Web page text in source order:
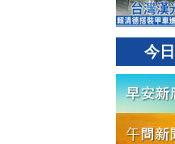
今